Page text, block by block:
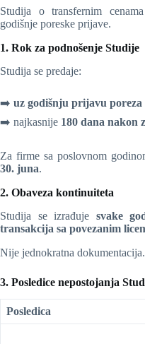
Studija o transfernim
godišnje poreske prijave.
1. Rok za podnošenje Studije
Studija se predaje:
➡️ uz godišnju prijavu poreza
➡️ najkasnije 180 dana nakon
Za firme sa poslovnom
30. juna.
2. Obaveza kontinuiteta
Studija se izrađuje svake
transakcija sa povezanim
Nije jednokratna dokumentacija.
3. Posledice nepostojanja
Posledica